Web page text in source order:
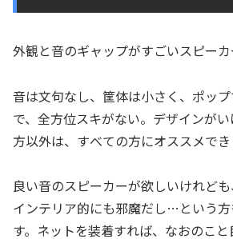
外観と音のギャップがすごいスピーカ
音は文句なし、筐体は小さく、ポッ
で、全方位スキがない。デザインが
方以外は、すべての方にオススメでき
良い音のスピーカーが欲しいけれど
インテリア的にも邪魔だし…という
す。ネットを装着すれば、なおのこ